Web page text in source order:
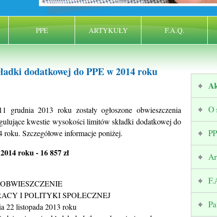
PPE ARTYKUŁY F.A.Q.
dodatkowej do PPE w 2014 roku
2013 roku zostały ogłoszone obwieszczenia
kwestie wysokości limitów składki dodatkowej do
Szczegółowe informacje poniżej.
roku - 16 857 zł
OBWIESZCZENIE
I POLITYKI SPOŁECZNEJ
22 listopada 2013 roku
O